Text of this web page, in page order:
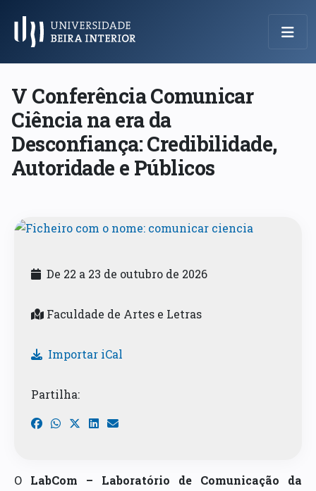
Menu Principal
V Conferência Comunicar
Ciência na era da
Desconfiança: Credibilidade,
Autoridade e Públicos
De 22 a 23 de outubro de 2026
Faculdade de Artes e Letras
Importar iCal
Partilha:
O LabCom – Laboratório de Comunicação da